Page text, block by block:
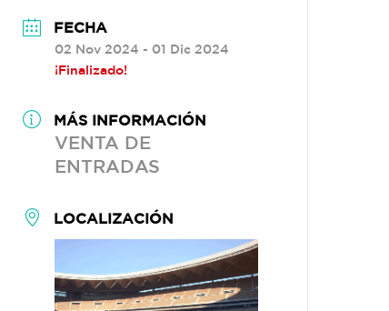
FECHA
02 Nov 2024 - 01 Dic 2024
¡Finalizado!
MÁS INFORMACIÓN
VENTA DE
ENTRADAS
LOCALIZACIÓN